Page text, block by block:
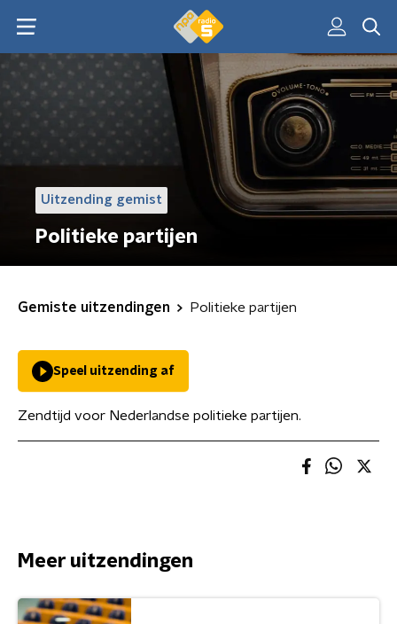
Uitzending gemist
Politieke partijen
Gemiste uitzendingen Politieke partijen
Speel uitzending af
Zendtijd voor Nederlandse politieke partijen.
Meer uitzendingen